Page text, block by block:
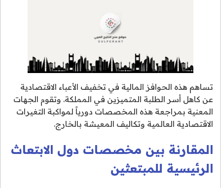
تساهم هذه الحوافز المالية في تخفيف الأعباء الاقتصادية
عن كاهل أسر الطلبة المتميزين في المملكة. وتقوم الجهات
المعنية بمراجعة هذه المخصصات دورياً لمواكبة التغيرات
الاقتصادية العالمية وتكاليف المعيشة بالخارج.
المقارنة بين مخصصات دول الابتعاث
الرئيسية للمبتعثين